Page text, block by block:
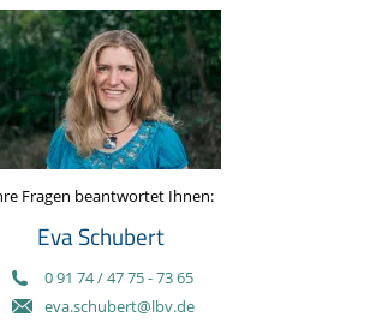
Fragen beantwortet Ihnen:
Eva Schubert
0 91 74 / 47 75 - 73 65
eva.schubert@lbv.de